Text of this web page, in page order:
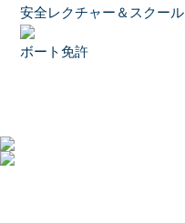
安全レクチャー＆スクール
ボート免許